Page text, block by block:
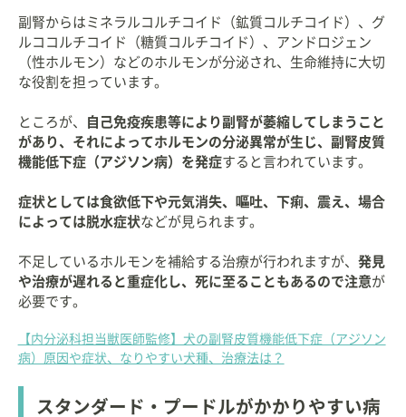
副腎からはミネラルコルチコイド（鉱質コルチコイド）、グ
ルココルチコイド（糖質コルチコイド）、アンドロジェン
（性ホルモン）などのホルモンが分泌され、生命維持に大切
な役割を担っています。
ところが、
自己免疫疾患等により副腎が萎縮してしまうこと
があり、それによってホルモンの分泌異常が生じ、副腎皮質
機能低下症（アジソン病）を発症すると言われています。
症状としては食欲低下や元気消失、嘔吐、下痢、震え、場合
によっては脱水症状などが見られます。
不足しているホルモンを補給する治療が行われますが、 発見
や治療が遅れると重症化し、死に至ることもあるので注意が
必要です。
【内分泌科担当獣医師監修】犬の副腎皮質機能低下症（アジソン
病）原因や症状、なりやすい犬種、治療法は？
スタンダード・プードルがかかりやすい病